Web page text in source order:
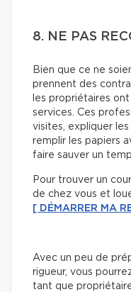
8. NE PAS
Bien que ce ne
prennent des
les propriétaires
services. Ces
visites, expliquer
remplir les papiers
faire sauver un
Pour trouver un
de chez vous et
[ DÉMARRER MA
Avec un peu de
rigueur, vous
tant que